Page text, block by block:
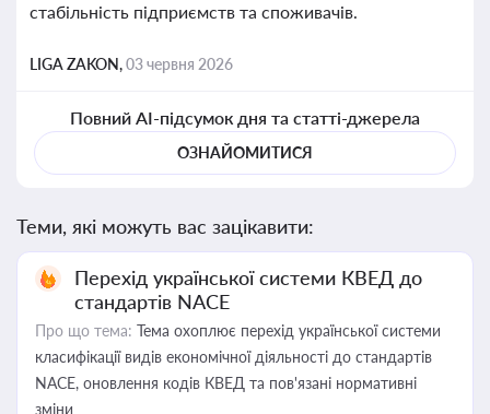
стабільність підприємств та споживачів.
LIGA ZAKON,03 червня 2026
Повний AI-підсумок дня та статті-джерела
ОЗНАЙОМИТИСЯ
Теми, які можуть вас зацікавити:
Перехід української системи КВЕД до
стандартів NACE
Про що тема: Тема охоплює перехід української системи
класифікації видів економічної діяльності до стандартів
NACE, оновлення кодів КВЕД та пов'язані нормативні
зміни